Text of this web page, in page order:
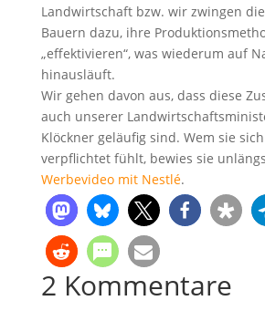
Landwirtschaft bzw. wir zwingen
Bauern dazu, ihre
„effektivieren“, was wiederum auf
hinausläuft.
Wir gehen davon aus, dass diese
auch unserer
Klöckner geläufig sind. Wem sie
verpflichtet fühlt, bewies sie
Werbevideo mit Nestlé.
2 Kommentare